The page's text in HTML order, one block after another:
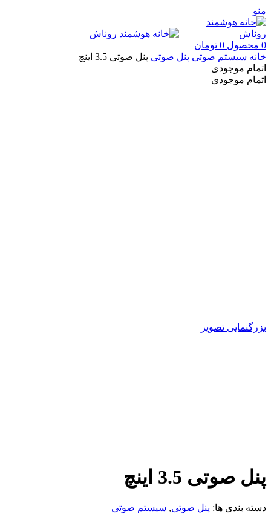
منو
0 محصول 0 تومان
خانه سیستم صوتی پنل صوتی پنل صوتی 3.5 اینچ
اتمام موجودی
اتمام موجودی
بزرگنمایی تصویر
پنل صوتی 3.5 اینچ
دسته بندی ها: پنل صوتی, سیستم صوتی